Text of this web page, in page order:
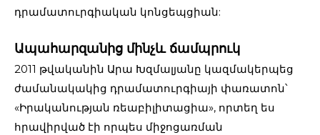
դրամատուրգիական կոնցեպցիան:
Ապահարզանից մինչև ճամպրուկ
2011 թվականին Արա Խզմալյանը կազմակերպեց
ժամանակակից դրամատուրգիայի փառատոն՝
«Իրականության ռեաբիլիտացիա», որտեղ ես
հրավիրված էի որպես միջոցառման